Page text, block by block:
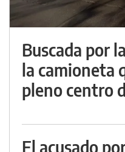
Buscada por
la camioneta
pleno centro
El acusado